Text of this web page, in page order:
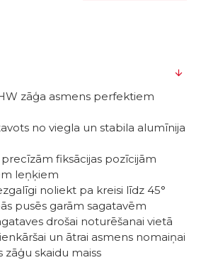
zāģa asmens perfektiem
no viegla un stabila alumīnija
fiksācijas pozīcijām
leņķiem
noliekt pa kreisi līdz 45°
pusēs garām sagatavēm
drošai noturēšanai vietā
un ātrai asmens nomaiņai
skaidu maiss